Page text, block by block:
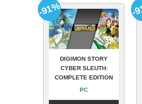
DIGIMON STORY
CYBER SLEUTH:
COMPLETE EDITION
PC
-91% -